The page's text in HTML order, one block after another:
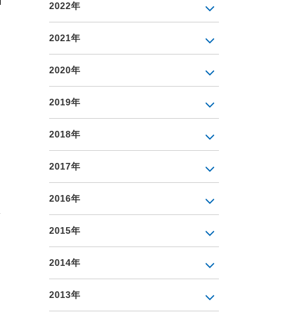
2022年
2021年
2020年
2019年
2018年
2017年
2016年
2015年
2014年
2013年